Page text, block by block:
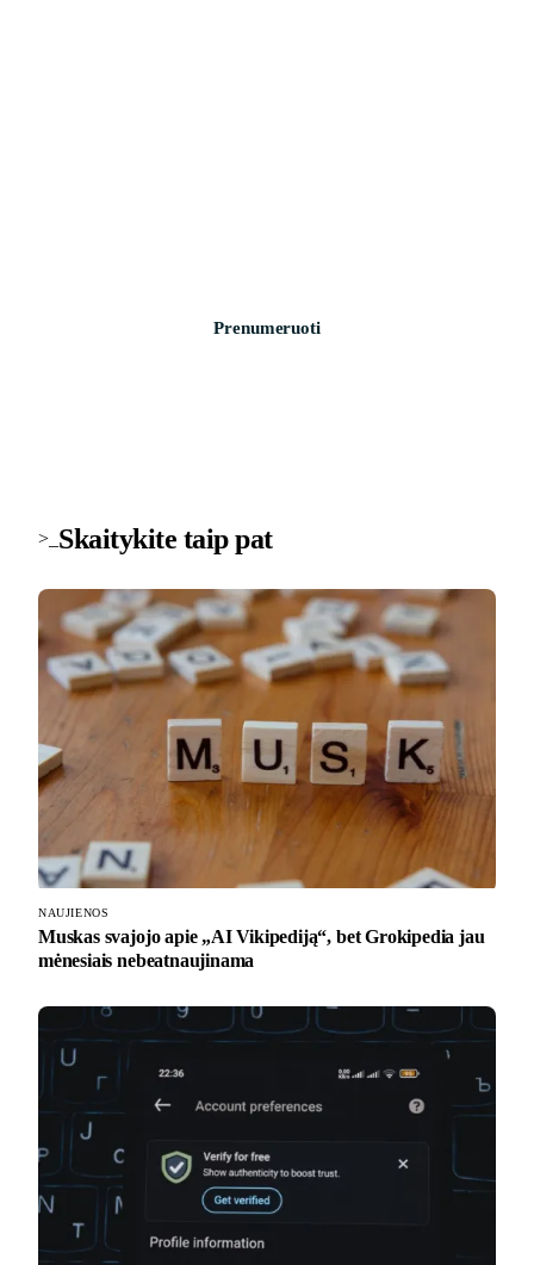
Prenumeruoti
>_ Skaitykite taip pat
NAUJIENOS
Muskas svajojo apie „AI Vikipediją“, bet Grokipedia jau
mėnesiais nebeatnaujinama